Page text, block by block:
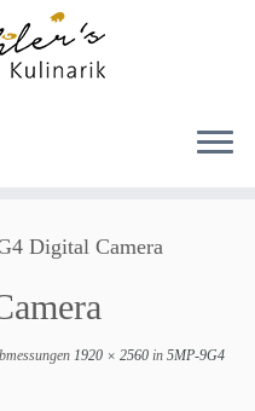
Digital Camera
1920 × 2560 in 5MP-9G4